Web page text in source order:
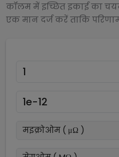
कॉलम में इच्छित इकाई का
एक मान दर्ज करें ताकि